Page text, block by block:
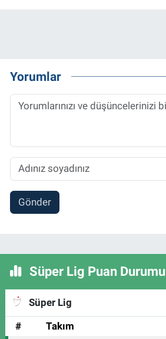
Yorumlar
Gönder
Süper Lig Puan Durumu
Süper Lig
#
Takım